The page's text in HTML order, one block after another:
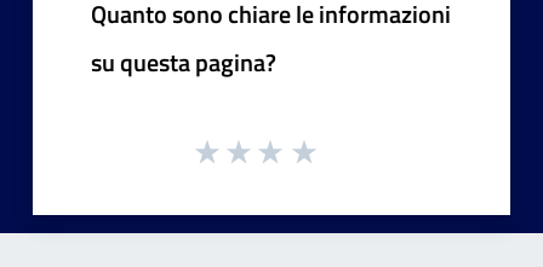
Quanto sono chiare le informazioni
su questa pagina?